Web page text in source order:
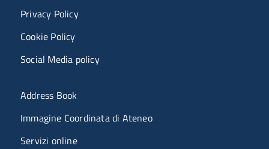
Privacy Policy
Cookie Policy
Social Media policy
Menu portale
Address Book
Immagine Coordinata di Ateneo
Servizi online